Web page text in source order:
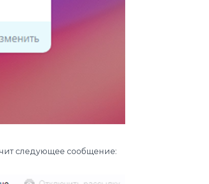
следующее сообщение: